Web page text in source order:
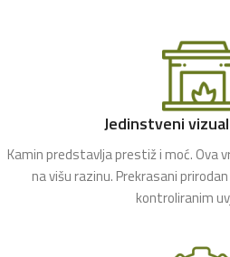
Jedinstveni
Kamin predstavlja prestiž i moć. Ova
na višu razinu. Prekrasani
kontroliranim